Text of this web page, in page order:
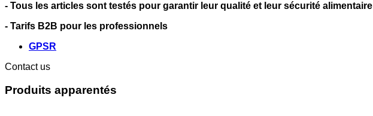
- Tous les articles sont testés pour garantir leur qualité et leur sécurité alimentaire
- Tarifs B2B pour les professionnels
GPSR
Contact us
Produits apparentés